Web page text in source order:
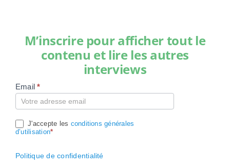
M’inscrire pour afficher tout le
contenu et lire les autres
interviews
Compte
Email*
J'accepte les conditions générales
d’utilisation*
Politique de confidentialité